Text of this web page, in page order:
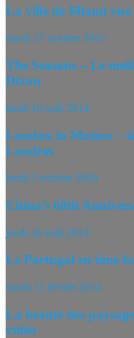
La ville de Miami vue
mardi 27 octobre 2015
The Seasons – Le
Dixon
lundi 18 août 2014
London in Motion –
Londres
lundi 5 octobre 2009
China’s 60th
jeudi 28 août 2014
Le Portugal en time
mardi 11 février 2014
La beauté des
vidéo